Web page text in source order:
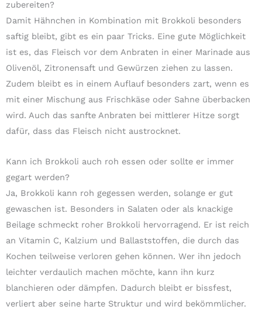
zubereiten?
Damit Hähnchen in Kombination mit Brokkoli besonders
saftig bleibt, gibt es ein paar Tricks. Eine gute Möglichkeit
ist es, das Fleisch vor dem Anbraten in einer Marinade aus
Olivenöl, Zitronensaft und Gewürzen ziehen zu lassen.
Zudem bleibt es in einem Auflauf besonders zart, wenn es
mit einer Mischung aus Frischkäse oder Sahne überbacken
wird. Auch das sanfte Anbraten bei mittlerer Hitze sorgt
dafür, dass das Fleisch nicht austrocknet.
Kann ich Brokkoli auch roh essen oder sollte er immer
gegart werden?
Ja, Brokkoli kann roh gegessen werden, solange er gut
gewaschen ist. Besonders in Salaten oder als knackige
Beilage schmeckt roher Brokkoli hervorragend. Er ist reich
an Vitamin C, Kalzium und Ballaststoffen, die durch das
Kochen teilweise verloren gehen können. Wer ihn jedoch
leichter verdaulich machen möchte, kann ihn kurz
blanchieren oder dämpfen. Dadurch bleibt er bissfest,
verliert aber seine harte Struktur und wird bekömmlicher.